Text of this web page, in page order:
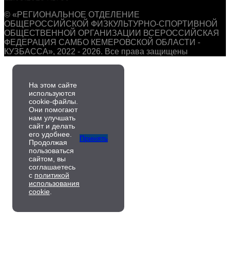
© «РЕГИОНАЛЬНОЕ ОТДЕЛЕНИЕ
ОБЩЕРОССИЙСКОЙ ФИЗКУЛЬТУРНО-СПОРТИВНОЙ
ОБЩЕСТВЕННОЙ ОРГАНИЗАЦИИ ВСЕРОССИЙСКАЯ
ФЕДЕРАЦИЯ САМБО КЕМЕРОВСКОЙ ОБЛАСТИ -
КУЗБАССА», 2022 - 2026. Все права защищены
На этом сайте
используются
cookie-файлы.
Они помогают
нам улучшать
сайт и делать
его удобнее.
Продолжая
пользоваться
сайтом, вы
соглашаетесь
с политикой
использования
cookie
Принять